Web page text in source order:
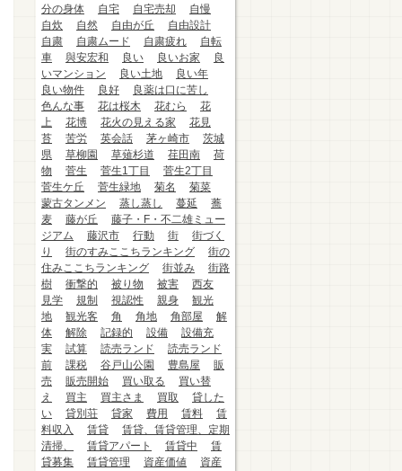
分の身体
自宅 自宅売却
自慢
自炊
自然 自由が丘
自由設計
自粛
自粛ムード 自粛疲れ
自転
車
與安宏和 良い 良いお家
良
いマンション
良い土地
良い年
良い物件
良好
良薬は口に苦し
色んな事
花は桜木 花むら
花
上
花博 花火の見える家
花見
苔
苦労 英会話 茅ヶ崎市
茨城
県
草柳園 草薙杉道 荏田南
荷
物
菅生 菅生1丁目
菅生2丁目
菅生ケ丘
菅生緑地 菊名
菊菜
蒙古タンメン
蒸し蒸し 蔓延
蕎
麦
藤が丘
藤子・F・不二雄ミュー
ジアム
藤沢市 行動 街
街づく
り
街のすみここちランキング
街の
住みここちランキング
街並み
街路
樹
衝撃的 被り物 被害
西友
見学
規制 視認性 親身
観光
地
観光客 角 角地 角部屋
解
体
解除 記録的 設備
設備充
実
試算 読売ランド
読売ランド
前
課税 谷戸山公園 豊島屋
販
売
販売開始 買い取る
買い替
え
買主 買主さま 買取
貸した
い
貸別荘 貸家 費用 賃料
賃
料収入
賃貸
賃貸、賃貸管理、定期
清掃、
賃貸アパート 賃貸中
賃
貸募集
賃貸管理 資産価値
資産